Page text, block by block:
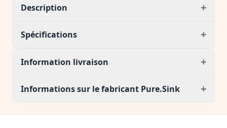
Description +
Spécifications +
Information livraison +
Informations sur le fabricant Pure.Sink +